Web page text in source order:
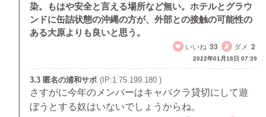
染。もはや安全と言える場所など無い。ホテルとグラウ
ンドに缶詰状態の沖縄の方が、外部との接触の可能性の
ある大原よりも良いと思う。
いいね 33 ダメ 2
2022年01月18日 07:39
3.3 匿名の浦和サポ (IP:1.75.199.180 )
さすがに今年のメンバーはキャバクラ貸切にして遊
ぼうとする奴はいないでしょうからね。